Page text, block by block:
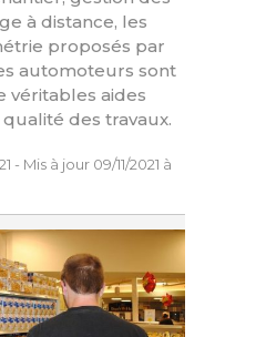
à distance, les
proposés par
automoteurs sont
véritables aides
des travaux.
- Mis à jour 09/11/2021 à